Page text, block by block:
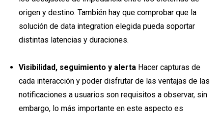
origen y destino. También hay que comprobar que la
solución de data integration elegida pueda soportar
distintas latencias y duraciones.
Visibilidad, seguimiento y alertaHacer capturas de
cada interacción y poder disfrutar de las ventajas de las
notificaciones a usuarios son requisitos a observar, sin
embargo, lo más importante en este aspecto es